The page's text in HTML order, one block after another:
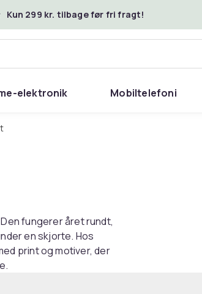
Kun 299 kr. tilbage før fri fragt!
elektronik Mobiltelefoni
fungerer året rundt,
en skjorte. Hos
print og motiver, der